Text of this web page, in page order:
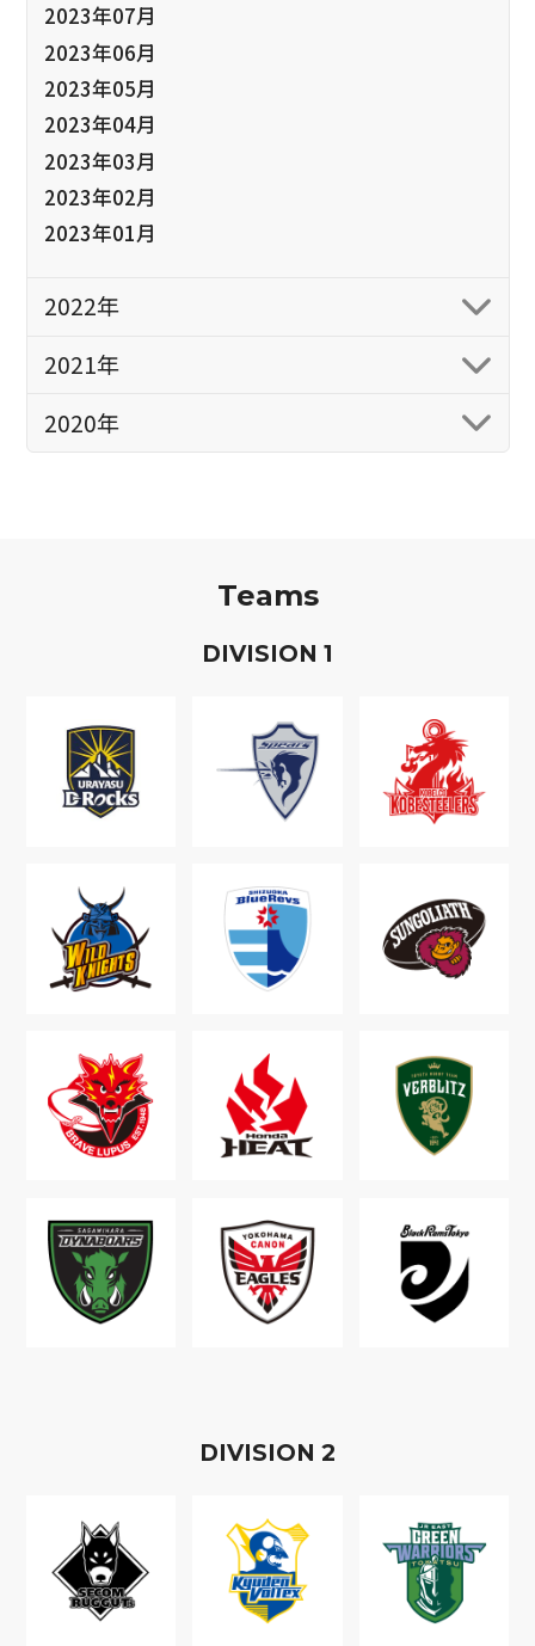
2023年07月
2023年06月
2023年05月
2023年04月
2023年03月
2023年02月
2023年01月
2022年
2021年
2020年
Teams
DIVISION 1
DIVISION 2